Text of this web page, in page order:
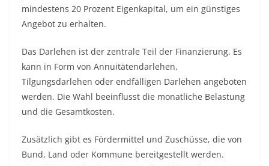
mindestens 20 Prozent Eigenkapital, um ein günstiges
Angebot zu erhalten.
Das Darlehen ist der zentrale Teil der Finanzierung. Es
kann in Form von Annuitätendarlehen,
Tilgungsdarlehen oder endfälligen Darlehen angeboten
werden. Die Wahl beeinflusst die monatliche Belastung
und die Gesamtkosten.
Zusätzlich gibt es Fördermittel und Zuschüsse, die von
Bund, Land oder Kommune bereitgestellt werden.